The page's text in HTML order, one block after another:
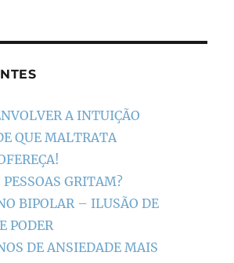
A INTUIÇÃO
QUE MALTRATA
PESSOAS GRITAM?
BIPOLAR – ILUSÃO DE
PODER
DE ANSIEDADE MAIS